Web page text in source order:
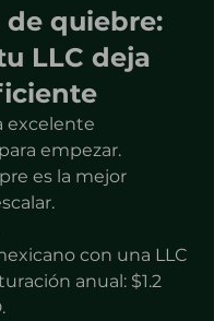
quiebre:
LLC deja
excelente
empezar.
es la mejor
con una LLC
anual: $1.2